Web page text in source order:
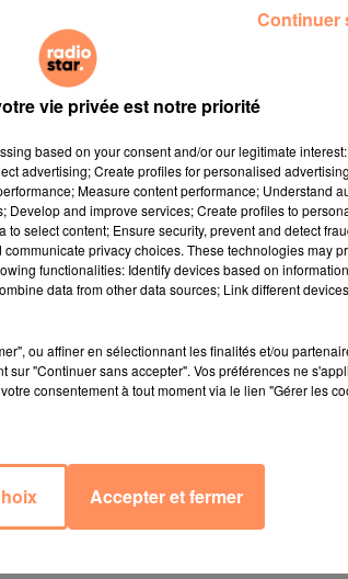
vie privée est notre priorité
based on your consent and/or our legitimate
advertising; Create profiles for personalised
Measure content performance; Understand
Develop and improve services; Create profiles to
select content; Ensure security, prevent and detect
privacy choices. These technologies may
functionalities: Identify devices based on
data from other data sources; Link different
ou affiner en sélectionnant les finalités et/ou
sur "Continuer sans accepter". Vos préférences ne
consentement à tout moment via le lien "Gérer les
Accepter et fermer
Continuer